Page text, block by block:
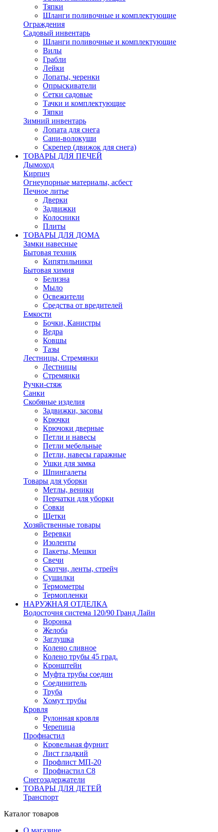
Тяпки
Шланги поливочные и комплектующие
Ограждения
Садовый инвентарь
Шланги поливочные и комплектующие
Вилы
Грабли
Лейки
Лопаты, черенки
Опрыскиватели
Сетки садовые
Тачки и комплектующие
Тяпки
Зимний инвентарь
Лопата для снега
Сани-волокуши
Скрепер (движок для снега)
ТОВАРЫ ДЛЯ ПЕЧЕЙ
Дымоход
Кирпич
Огнеупорные материалы, асбест
Печное литье
Дверки
Задвижки
Колосники
Плиты
ТОВАРЫ ДЛЯ ДОМА
Замки навесные
Бытовая техник
Кипятильники
Бытовая химия
Белизна
Мыло
Освежители
Средства от вредителей
Емкости
Бочки, Канистры
Ведра
Ковшы
Тазы
Лестницы, Стремянки
Лестницы
Стремянки
Ручки-стяж
Санки
Скобяные изделия
Задвижки, засовы
Крючки
Крючоки дверные
Петли и навесы
Петли мебельные
Петли, навесы гаражные
Ушки для замка
Шпингалеты
Товары для уборки
Метлы, веники
Перчатки для уборки
Совки
Щетки
Хозяйственные товары
Веревки
Изоленты
Пакеты, Мешки
Свечи
Скотчи, ленты, стрейч
Сушилки
Термометры
Термопленки
НАРУЖНАЯ ОТДЕЛКА
Водосточня система 120/90 Гранд Лайн
Воронка
Желоба
Заглушка
Колено сливное
Колено трубы 45 град.
Кронштейн
Муфта трубы соедин
Соединитель
Труба
Хомут трубы
Кровля
Рулонная кровля
Черепица
Профнастил
Кровельная фурнит
Лист гладкий
Профлист МП-20
Профнастил С8
Снегозадержатели
ТОВАРЫ ДЛЯ ДЕТЕЙ
Транспорт
Каталог товаров
О магазине